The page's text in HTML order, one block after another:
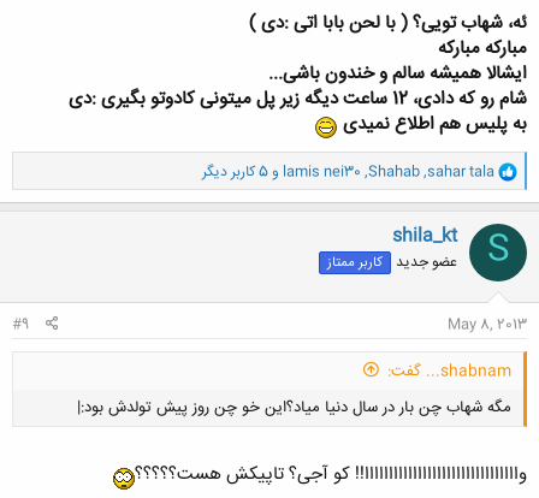
ئه، شهاب تویی؟ ( با لحن بابا اتی :دی )
مبارکه مبارکه
ایشالا همیشه سالم و خندون باشی...
شام رو که دادی، 12 ساعت دیگه زیر پل میتونی کادوتو بگیری :دی
به پلیس هم اطلاع نمیدی
و
ا
ک
ن
ش
ه
ا
sahar tala
,
Shahab
,
lamis nei30 و 5 کاربر دیگر
S
shila_kt
عضو جدید کاربر ممتاز
May 8, 2013
#9
shabnam... گفت:
مگه شهاب چن بار در سال دنیا میاد؟این خو چن روز پیش تولدش بود:|
واااااااااااااااااااااااااااااااا!! کو آجی؟ تاپیکش هست؟؟؟؟؟